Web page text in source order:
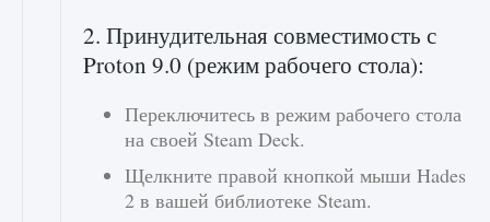
2. Принудительная совместимость с
Proton 9.0 (режим рабочего стола):
Переключитесь в режим рабочего стола
на своей Steam Deck.
Щелкните правой кнопкой мыши Hades
2 в вашей библиотеке Steam.